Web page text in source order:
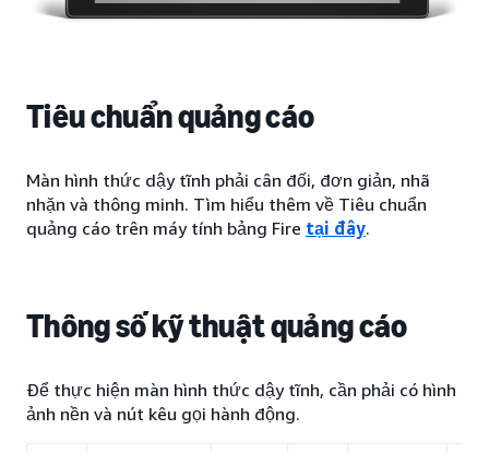
Tiêu chuẩn quảng cáo
Màn hình thức dậy tĩnh phải cân đối, đơn giản, nhã
nhặn và thông minh. Tìm hiểu thêm về Tiêu chuẩn
quảng cáo trên máy tính bảng Fire tại đây.
Thông số kỹ thuật quảng cáo
Để thực hiện màn hình thức dậy tĩnh, cần phải có hình
ảnh nền và nút kêu gọi hành động.